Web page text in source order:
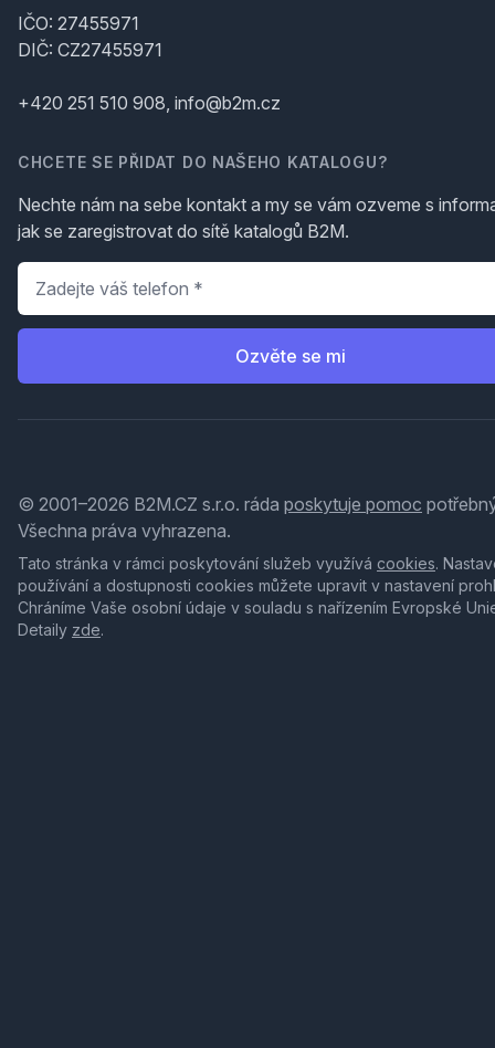
IČO: 27455971
DIČ: CZ27455971
+420 251 510 908, info@b2m.cz
CHCETE SE PŘIDAT DO NAŠEHO KATALOGU?
Nechte nám na sebe kontakt a my se vám ozveme s
jak se zaregistrovat do sítě katalogů B2M.
Telefon
Ozvěte se mi
© 2001–2026 B2M.CZ s.r.o. ráda poskytuje pomoc
Všechna práva vyhrazena.
Tato stránka v rámci poskytování služeb využívá cookies.
používání a dostupnosti cookies můžete upravit v nastavení
Chráníme Vaše osobní údaje v souladu s nařízením Evropské
Detaily zde.